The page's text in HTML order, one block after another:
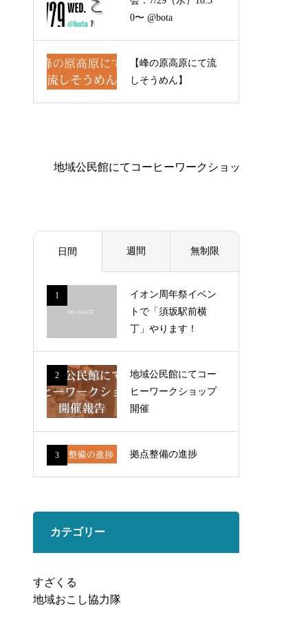
0〜 @bota
【峰の原高原にて流
しそうめん】
日間 週間 無制限
1
イオン周年祭イベン
トで「須坂駅前横
丁」やります！
2
地域公民館にてコー
ヒーワークショップ
開催
3 拠点整備の進捗
カテゴリー
すざくる
地域おこし協力隊